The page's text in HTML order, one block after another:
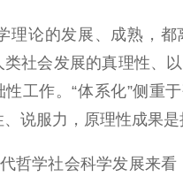
的发展、成熟，都
社会发展的真理性、
工作。“体系化”侧重
说服力，原理性成果
学社会科学发展来看